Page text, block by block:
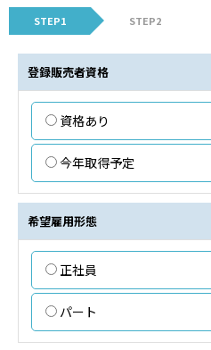
STEP1 STEP2
登録販売者資格
資格あり
今年取得予定
希望雇用形態
正社員
パート